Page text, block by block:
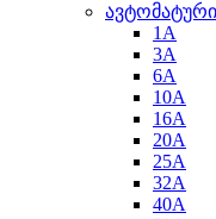
1A
3A
6A
10A
16A
20A
25A
32A
40A